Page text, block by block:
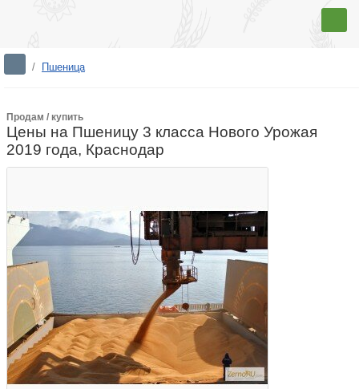
/ Пшеница
Продам / купить
Цены на Пшеницу 3 класса Нового Урожая
2019 года, Краснодар